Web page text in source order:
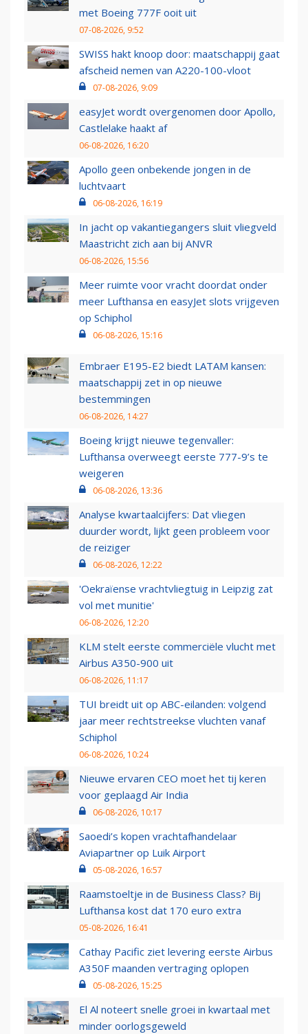
met Boeing 777F ooit uit
07-08-2026, 9:52
SWISS hakt knoop door: maatschappij gaat
afscheid nemen van A220-100-vloot
07-08-2026, 9:09
easyJet wordt overgenomen door Apollo,
Castlelake haakt af
06-08-2026, 16:20
Apollo geen onbekende jongen in de
luchtvaart
06-08-2026, 16:19
In jacht op vakantiegangers sluit vliegveld
Maastricht zich aan bij ANVR
06-08-2026, 15:56
Meer ruimte voor vracht doordat onder
meer Lufthansa en easyJet slots vrijgeven
op Schiphol
06-08-2026, 15:16
Embraer E195-E2 biedt LATAM kansen:
maatschappij zet in op nieuwe
bestemmingen
06-08-2026, 14:27
Boeing krijgt nieuwe tegenvaller:
Lufthansa overweegt eerste 777-9’s te
weigeren
06-08-2026, 13:36
Analyse kwartaalcijfers: Dat vliegen
duurder wordt, lijkt geen probleem voor
de reiziger
06-08-2026, 12:22
'Oekraïense vrachtvliegtuig in Leipzig zat
vol met munitie'
06-08-2026, 12:20
KLM stelt eerste commerciële vlucht met
Airbus A350-900 uit
06-08-2026, 11:17
TUI breidt uit op ABC-eilanden: volgend
jaar meer rechtstreekse vluchten vanaf
Schiphol
06-08-2026, 10:24
Nieuwe ervaren CEO moet het tij keren
voor geplaagd Air India
06-08-2026, 10:17
Saoedi’s kopen vrachtafhandelaar
Aviapartner op Luik Airport
05-08-2026, 16:57
Raamstoeltje in de Business Class? Bij
Lufthansa kost dat 170 euro extra
05-08-2026, 16:41
Cathay Pacific ziet levering eerste Airbus
A350F maanden vertraging oplopen
05-08-2026, 15:25
El Al noteert snelle groei in kwartaal met
minder oorlogsgeweld